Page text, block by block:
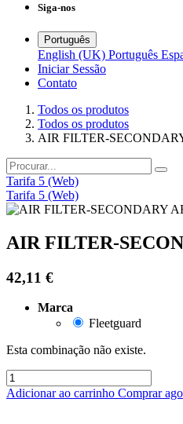
Siga-nos
Português
English (UK) Português
Iniciar Sessão
Contato
Todos os produtos
Todos os produtos
AIR FILTER-
Tarifa 5 (Web)
Tarifa 5 (Web)
AIR FILTER-
42,11 €
Marca
Fleetguard
Esta combinação não existe.
Adicionar ao carrinho Comprar